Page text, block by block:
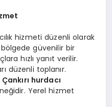
hizmeti düzenli olarak
güvenilir bir
hızlı yanıt verilir.
düzenli toplanır.
Çankırı hurdacı
Yerel hizmet